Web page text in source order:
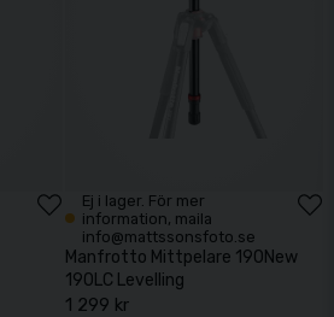
Ej i lager. För mer
information, maila
info@mattssonsfoto.se
Manfrotto Mittpelare 190New
190LC Levelling
1 299 kr